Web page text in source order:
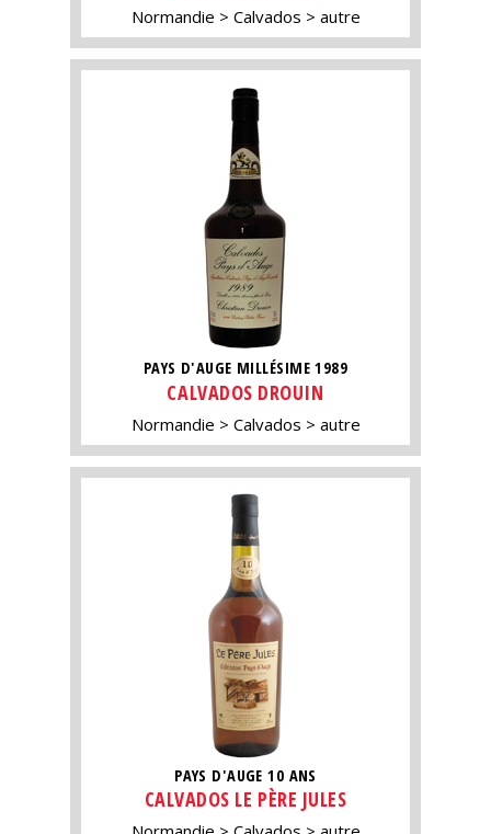
Normandie Calvados autre
PAYS D'AUGE MILLÉSIME 1989
CALVADOS DROUIN
Normandie Calvados autre
PAYS D'AUGE 10 ANS
CALVADOS LE PÈRE JULES